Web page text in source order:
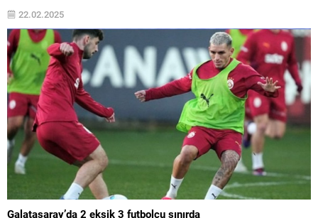
22.02.2025
Galatasaray’da 2 eksik 3 futbolcu sınırda